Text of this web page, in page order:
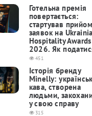
Готельна премія
повертається:
cтартував прийом
заявок на
Hospitality Awards
2026. Як
451
Історія бренду
Minelly:
кава, створена
людьми,
у свою справу
315